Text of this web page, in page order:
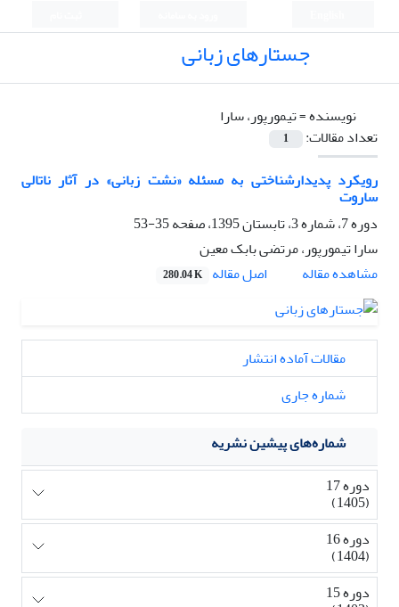
جستارهای زبانی
نویسنده =تیمورپور، سارا
تعداد مقالات:
1
رویکرد پدیدارشناختی به مسئله «نشت زبانی» در آثار ناتالی
ساروت
دوره 7، شماره 3، تابستان 1395، صفحه
35-53
سارا تیمورپور، مرتضی بابک معین
مشاهده مقاله
اصل مقاله 280.04 K
مقالات آماده انتشار
شماره جاری
شماره‌های پیشین نشریه
دوره 17
(1405)
دوره 16
(1404)
دوره 15